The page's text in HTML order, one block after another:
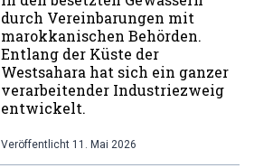
durch Vereinbarungen mit
marokkanischen Behörden.
Entlang der Küste der
Westsahara hat sich ein ganzer
verarbeitender Industriezweig
entwickelt.
Veröffentlicht 11. Mai 2026